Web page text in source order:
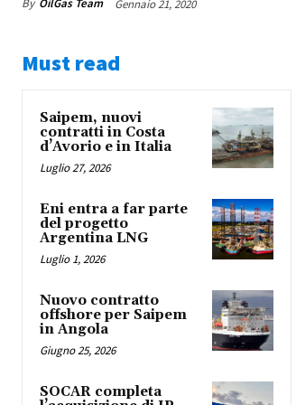
By OilGas Team Gennaio 21, 2020
Must read
Saipem, nuovi
contratti in Costa
d’Avorio e in Italia
Luglio 27, 2026
Eni entra a far parte
del progetto
Argentina LNG
Luglio 1, 2026
Nuovo contratto
offshore per Saipem
in Angola
Giugno 25, 2026
SOCAR completa